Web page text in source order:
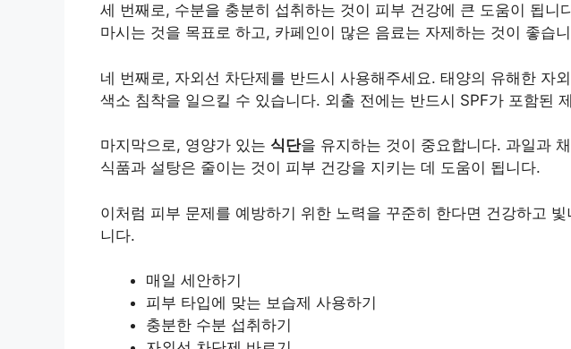
세 번째로, 수분을 충분히 섭취하는 것이 피부 건강에 큰 도움이 됩니
마시는 것을 목표로 하고, 카페인이 많은 음료는 자제하는 것이 좋습
네 번째로, 자외선 차단제를 반드시 사용해주세요. 태양의 유해한 자
색소 침착을 일으킬 수 있습니다. 외출 전에는 반드시 SPF가 포함된
마지막으로, 영양가 있는 식단을 유지하는 것이 중요합니다. 과일과
식품과 설탕은 줄이는 것이 피부 건강을 지키는 데 도움이 됩니다.
이처럼 피부 문제를 예방하기 위한 노력을 꾸준히 한다면 건강하고
니다.
매일 세안하기
피부 타입에 맞는 보습제 사용하기
충분한 수분 섭취하기